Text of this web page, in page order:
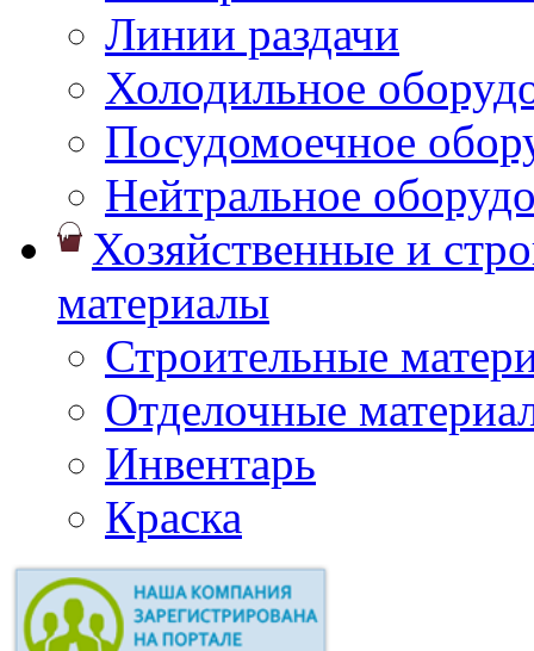
Линии раздачи
Холодильное
Посудомоечное
Нейтральное
Хозяйственные и
материалы
Строительные
Отделочные
Инвентарь
Краска